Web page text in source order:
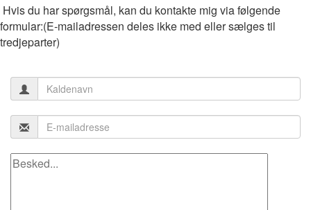
Hvis du har spørgsmål, kan du kontakte mig via følgende
formular:(E‑mailadressen deles ikke med eller sælges til
tredjeparter)